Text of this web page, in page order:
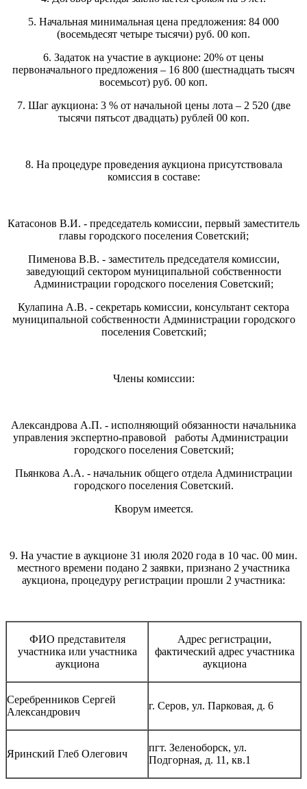
5. Начальная минимальная цена предложения: 84 000
(восемьдесят четыре тысячи) руб. 00 коп.
6. Задаток на участие в аукционе: 20% от цены
первоначального предложения – 16 800 (шестнадцать тысяч
восемьсот) руб. 00 коп.
7. Шаг аукциона: 3 % от начальной цены лота – 2 520 (две
тысячи пятьсот двадцать) рублей 00 коп.
8. На процедуре проведения аукциона присутствовала
комиссия в составе:
Катасонов В.И. - председатель комиссии, первый заместитель
главы городского поселения Советский;
Пименова В.В. - заместитель председателя комиссии,
заведующий сектором муниципальной собственности
Администрации городского поселения Советский;
Кулапина А.В. - секретарь комиссии, консультант сектора
муниципальной собственности Администрации городского
поселения Советский;
Члены комиссии:
Александрова А.П. - исполняющий обязанности начальника
управления экспертно-правовой работы Администрации
городского поселения Советский;
Пьянкова А.А. - начальник общего отдела Администрации
городского поселения Советский.
Кворум имеется.
9. На участие в аукционе 31 июля 2020 года в 10 час. 00 мин.
местного времени подано 2 заявки, признано 2 участника
аукциона, процедуру регистрации прошли 2 участника:
ФИО представителя
участника или участника
аукциона
Адрес регистрации,
фактический адрес участника
аукциона
Серебренников Сергей
Александрович
г. Серов, ул. Парковая, д. 6
Яринский Глеб Олегович
пгт. Зеленоборск, ул.
Подгорная, д. 11, кв.1